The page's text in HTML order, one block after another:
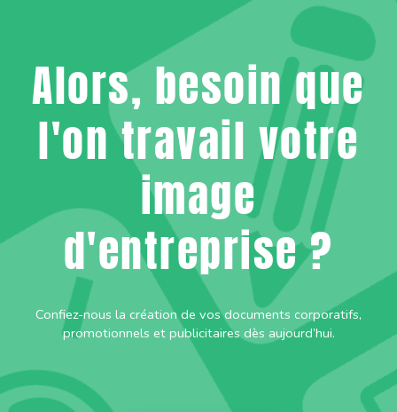
Alors, besoin que
l'on travail votre
image
d'entreprise ?
Confiez-nous la création de vos documents corporatifs,
promotionnels et publicitaires dès aujourd’hui.